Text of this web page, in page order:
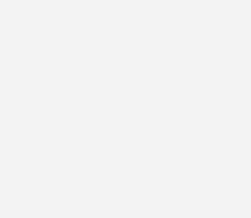
Sonneberger Museums-
vom Lions Club
Keil